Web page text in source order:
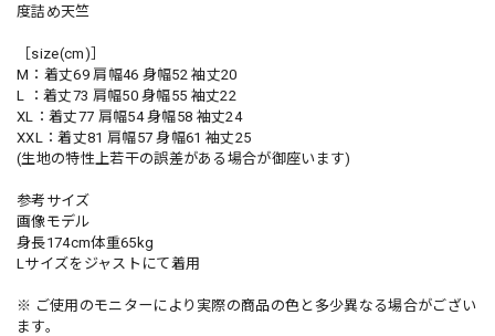
度詰め天竺
［size(cm)］
M：着丈69 肩幅46 身幅52 袖丈20
L ：着丈73 肩幅50 身幅55 袖丈22
XL：着丈77 肩幅54 身幅58 袖丈24
XXL：着丈81 肩幅57 身幅61 袖丈25
(生地の特性上若干の誤差がある場合が御座います)
参考サイズ
画像モデル
身長174cm体重65kg
Lサイズをジャストにて着用
※ ご使用のモニターにより実際の商品の色と多少異なる場合がござい
ます。